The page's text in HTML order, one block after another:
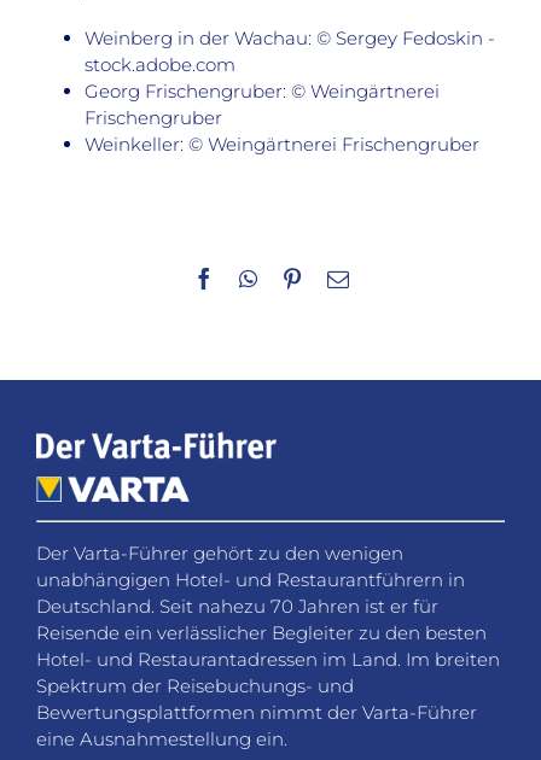
Weinberg in der Wachau: © Sergey Fedoskin -
stock.adobe.com
Georg Frischengruber: © Weingärtnerei
Frischengruber
Weinkeller: © Weingärtnerei Frischengruber
Facebook
WhatsApp
Pinterest
E-
Der Varta-Führer gehört zu den wenigen
unabhängigen Hotel- und Restaurantführern in
Deutschland. Seit nahezu 70 Jahren ist er für
Reisende ein verlässlicher Begleiter zu den besten
Hotel- und Restaurantadressen im Land. Im breiten
Spektrum der Reisebuchungs- und
Bewertungsplattformen nimmt der Varta-Führer
eine Ausnahmestellung ein.